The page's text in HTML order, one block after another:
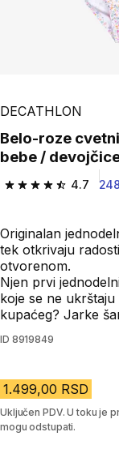
DECATHLON
Belo-roze cvetni jednodelni kupaći kostim za
bebe /
4.7
4.7 od 5 zvezdica
Originalan
tek otkrivaju
otvorenom.
Njen prvi
koje se ne
kupaćeg? Jarke
ID 8919849
1.499,00 RSD
Uključen PDV. U toku je
mogu odstupati.